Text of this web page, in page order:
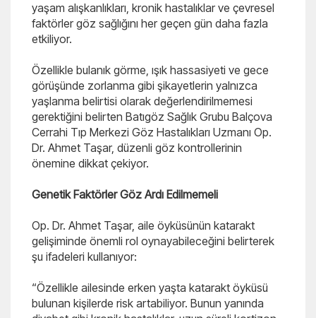
yaşam alışkanlıkları, kronik hastalıklar ve çevresel
faktörler göz sağlığını her geçen gün daha fazla
etkiliyor.
Özellikle bulanık görme, ışık hassasiyeti ve gece
görüşünde zorlanma gibi şikayetlerin yalnızca
yaşlanma belirtisi olarak değerlendirilmemesi
gerektiğini belirten Batıgöz Sağlık Grubu Balçova
Cerrahi Tıp Merkezi Göz Hastalıkları Uzmanı Op.
Dr. Ahmet Taşar, düzenli göz kontrollerinin
önemine dikkat çekiyor.
Genetik Faktörler Göz Ardı Edilmemeli
Op. Dr. Ahmet Taşar, aile öyküsünün katarakt
gelişiminde önemli rol oynayabileceğini belirterek
şu ifadeleri kullanıyor:
“Özellikle ailesinde erken yaşta katarakt öyküsü
bulunan kişilerde risk artabiliyor. Bunun yanında